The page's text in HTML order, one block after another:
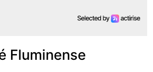
Fluminense